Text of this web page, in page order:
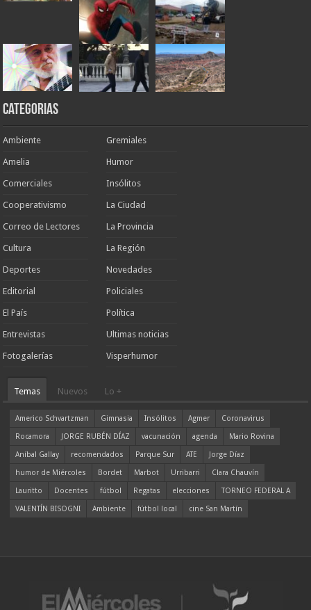
Categorias
Ambiente
Amelia
Comerciales
Cooperativismo
Correo de Lectores
Cultura
Deportes
Editorial
El País
Entrevistas
Fotogalerías
Gremiales
Humor
Insólitos
La Ciudad
La Provincia
La Región
Novedades
Policiales
Política
Ultimas noticias
Visperhumor
Temas Nuevos Lo +
Americo Schvartzman Gimnasia Insólitos Agmer
Coronavirus
Rocamora
JORGE RUBÉN DÍAZ vacunación agenda
Mario Rovina
Aníbal Gallay
recomendados Parque Sur ATE
Jorge Díaz
humor de Miércoles
Bordet Marbot Urribarri
Clara Chauvín
Lauritto
Docentes fútbol Regatas elecciones
TORNEO FEDERAL A
VALENTÍN BISOGNI
Ambiente fútbol local cine San Martín